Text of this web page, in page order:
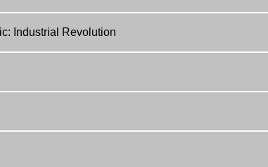
Industrial Revolution